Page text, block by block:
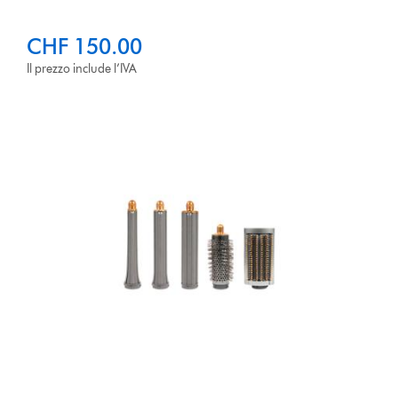
CHF 150.00
Il prezzo include l’IVA